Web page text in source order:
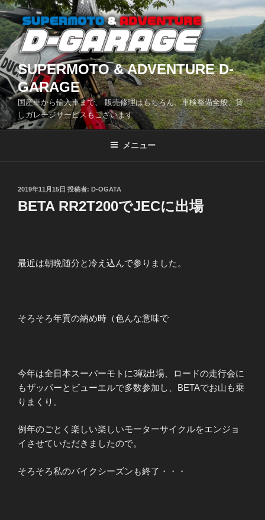
コ
ン
テ
ン
ツ
へ
ス
キ
ッ
SUPERMOTO & ADVENTURE D-
GARAGE
国産車から輸入車まで、 販売修理はもちろん、車検整備全般、貸
しガレージサービスもございます
メニュー
投
稿
日:
2019年11月15日 投稿者: D-OGATA
BETA RR2T200でJECに出場
最近は朝晩随分と冷え込んで参りました。
そろそろ年貢の納め時（色んな意味で
今年は全日本スーパーモトに3戦出場、ロードの走行会に
もザッパーとビューエルで多数参加し、BETAでお山も乗
りまくり。
例年のごとく楽しい楽しいモーターサイクルをエンジョ
イさせていただきましたので。
そろそろ私のバイクシーズンも終了・・・